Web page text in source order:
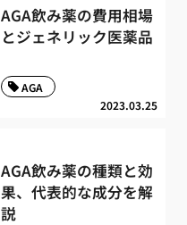
AGA飲み薬の費用相場
とジェネリック医薬品
2023.03.25
AGA
AGA飲み薬の種類と効
果、代表的な成分を解
説